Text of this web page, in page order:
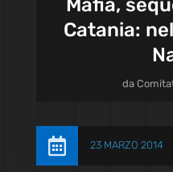
Mafia,
Catania:
da
 23 MARZO 2014